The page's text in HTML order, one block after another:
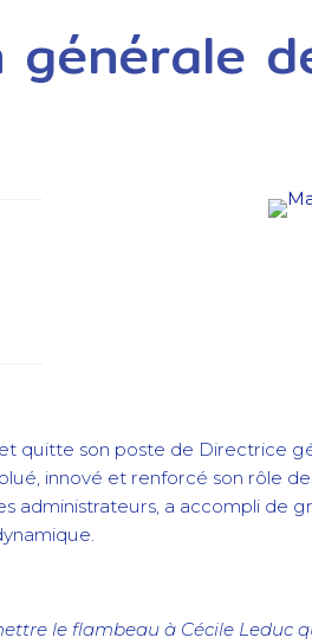
quitte son poste de Directrice
innové et renforcé son rôle
a accompli de
le flambeau à Cécile Leduc